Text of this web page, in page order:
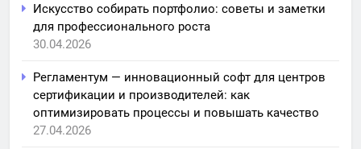
Искусство собирать портфолио: советы и заметки
для профессионального роста
30.04.2026
Регламентум — инновационный софт для центров
сертификации и производителей: как
оптимизировать процессы и повышать качество
27.04.2026